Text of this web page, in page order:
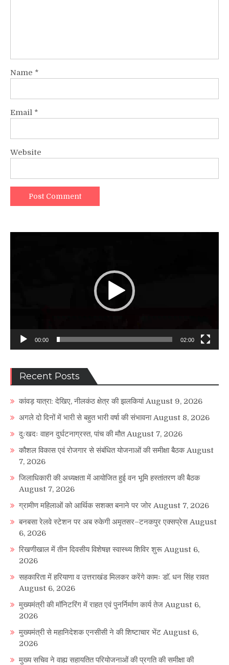
Name *
Email *
Website
00:00 02:00
Recent Posts
कांवड़ यात्रा: देखिए, नीलकंठ क्षेत्र की झलकियां August 9, 2026
अगले दो दिनों में भारी से बहुत भारी वर्षा की संभावना August 8, 2026
दुःखदः वाहन दुर्घटनाग्रस्त, पांच की मौत August 7, 2026
कौशल विकास एवं रोजगार से संबंधित योजनाओं की समीक्षा बैठक August
7, 2026
जिलाधिकारी की अध्यक्षता में आयोजित हुई वन भूमि हस्तांतरण की बैठक
August 7, 2026
ग्रामीण महिलाओं को आर्थिक सशक्त बनाने पर जोर August 7, 2026
बनबसा रेलवे स्टेशन पर अब रुकेगी अमृतसर–टनकपुर एक्सप्रेस August
6, 2026
रिखणीखाल में तीन दिवसीय विशेषज्ञ स्वास्थ्य शिविर शुरू August 6,
2026
सहकारिता में हरियाणा व उत्तराखंड मिलकर करेंगे कामः डाॅ. धन सिंह रावत
August 6, 2026
मुख्यमंत्री की मॉनिटरिंग में राहत एवं पुनर्निर्माण कार्य तेज August 6,
2026
मुख्यमंत्री से महानिदेशक एनसीसी ने की शिष्टाचार भेंट August 6,
2026
मुख्य सचिव ने वाह्य सहायतित परियोजनाओं की प्रगति की समीक्षा की